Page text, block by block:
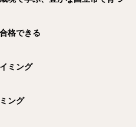
格できる
ミング
ング